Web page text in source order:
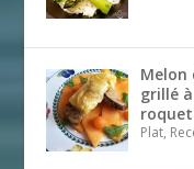
Melon
grillé
Plat,